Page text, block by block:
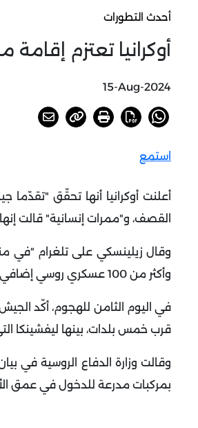
أحدث التطورات
أوكرانيا تعتزم
15-Aug-2024
استمع
أعلنت أوكرانيا أنها تحقّق
القصف، و"ممرات إنسانية" قالت
وقال زيلينسكي على تلغرام "في
وأكثر من 100 عسكري روسي إضافي أُسروا في الفترة نفسها... هذا سيسرع عودة شباننا وشاباتنا إلى الوطن
في اليوم الثامن للهجوم، أكّد
قرب خمس بلدات، بينها ليفشينكا التي تبعد 35 كيلومترا
وقالت وزارة الدفاع الروسية في
بمركبات مدرعة للدخول في عمق